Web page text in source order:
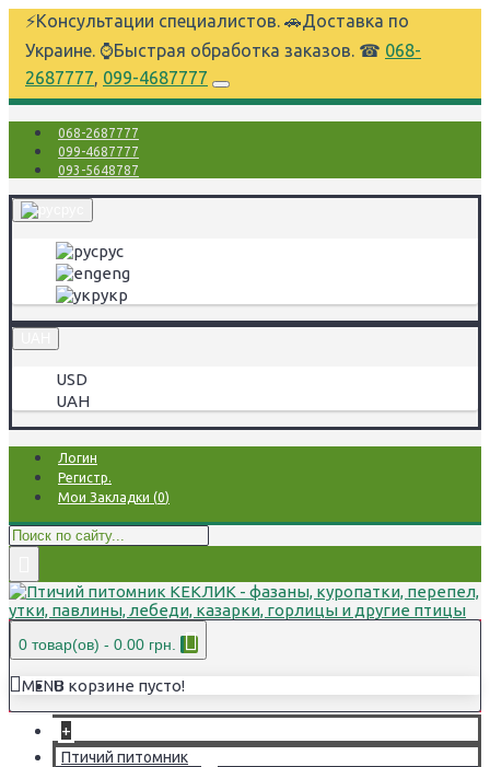
⚡Консультации специалистов. 🚗Доставка по
Украине. ⌚Быстрая обработка заказов. ☎ 068-
2687777, 099-4687777
068-2687777
099-4687777
093-5648787
рус
eng
укр
USD
UAH
Логин
Регистр.
Мои Закладки (0)
0 товар(ов) - 0.00 грн.
В корзине пусто!
MENU
+
Птичий питомник